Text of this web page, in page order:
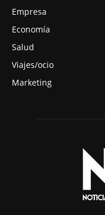
Empresa
Economía
Salud
Viajes/ocio
Marketing